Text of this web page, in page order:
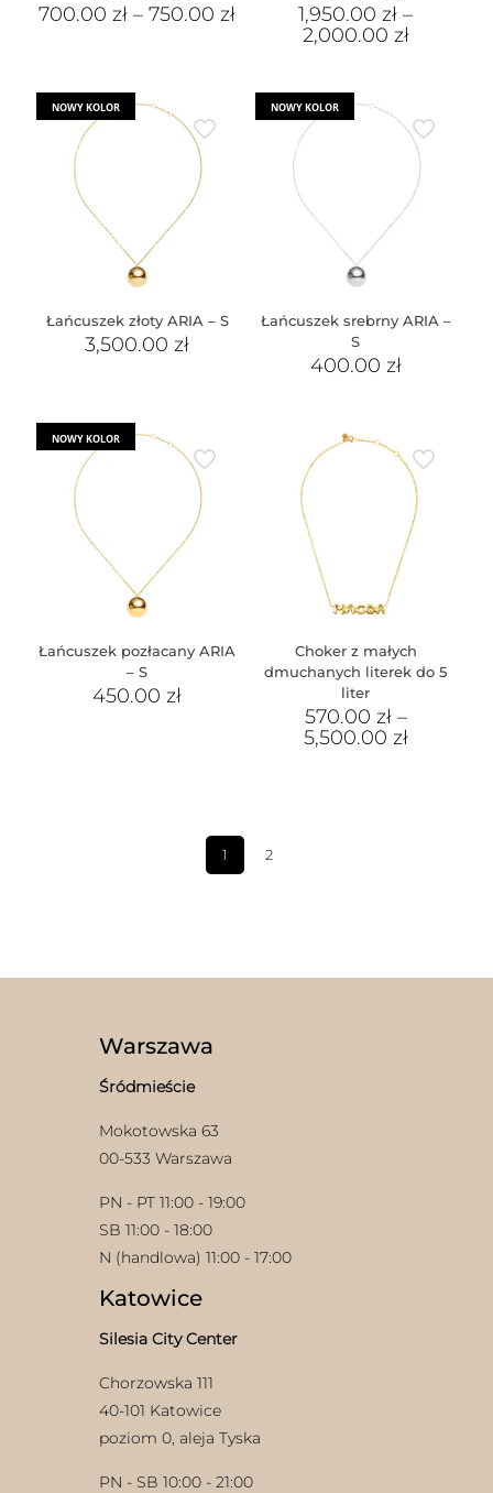
700.00zł –750.00zł 1,950.00zł –
2,000.00 zł
NOWY KOLOR
Łańcuszek złoty ARIA – S
3,500.00zł
NOWY KOLOR
Łańcuszek srebrny ARIA –
S
400.00 zł
NOWY KOLOR
Łańcuszek pozłacany ARIA
– S
450.00zł
Choker z małych
dmuchanych literek do 5
liter
570.00 zł–
5,500.00 zł
1 2
Warszawa
Śródmieście
Mokotowska 63
00-533 Warszawa
PN - PT 11:00 - 19:00
SB 11:00 - 18:00
N (handlowa) 11:00 - 17:00
Katowice
Silesia City Center
Chorzowska 111
40-101 Katowice
poziom 0, aleja Tyska
PN - SB 10:00 - 21:00